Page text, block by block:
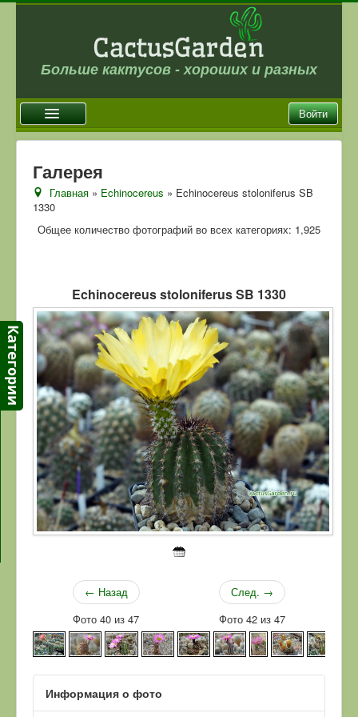
Больше кактусов - хороших и разных
Войти
Новости
Галерея
Магазин
Ссылки
Контакты
Галерея
Главная » Echinocereus » Echinocereus stoloniferus SB
1330
Общее количество фотографий во всех категориях: 1,925
Echinocereus stoloniferus SB 1330
← Назад
Фото 40 из 47
След. →
Фото 42 из 47
Информация о фото